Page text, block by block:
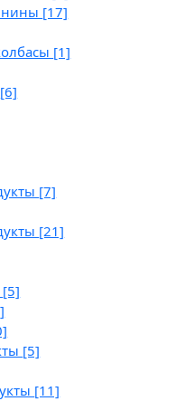
[17]
[1]
[6]
[7]
[21]
[5]
[5]
[11]